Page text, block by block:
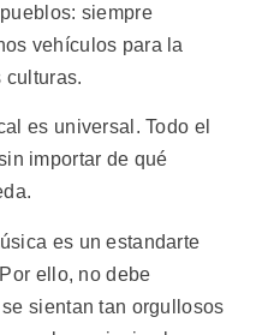
siempre
vehículos para la
culturas.
es universal. Todo el
importar de qué
es un estandarte
ello, no debe
sientan tan orgullosos